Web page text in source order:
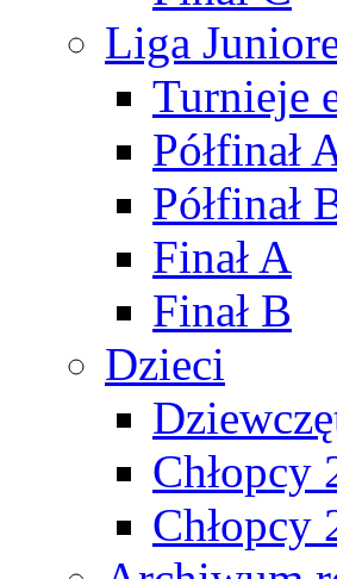
Liga
Turnieje
Półfinał
Półfinał
Finał A
Finał B
Dzieci
Chłopcy
Chłopcy